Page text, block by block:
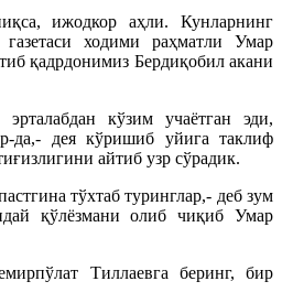
ижодкор аҳли. Кунларнинг
ходими раҳматли Умар
қадрдонимиз Бердиқобил акани
кўзим учаётган эди,
да,- дея кўришиб уйига таклиф
айтиб узр сўрадик.
тўхтаб туринглар,- деб зум
қўлёзмани олиб чиқиб Умар
Тиллаевга беринг, бир